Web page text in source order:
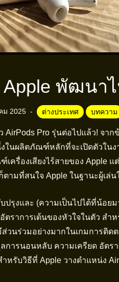
Apple พัฒนา
ม 2025 ต่างประเทศ บทความ
Pro รุ่นต่อไปแล้ว! จาก
ในผลิตภัณฑ์หลักที่จะเปิดตัวในง
รื่องเสียงไร้สายของ Apple แ
ามที่สนใจ Apple ในฐานะผู้เ
ปรุงและ (ความเป็นไปได้ที่น้อยม
ตราการเต้นของหัวใจในตัว ส
วนร่วมอย่างมากในเกมการติด
ารนอนหลับ ความเครียด อัตร
หรับวิธีที่ Apple วางตำแหน่ง